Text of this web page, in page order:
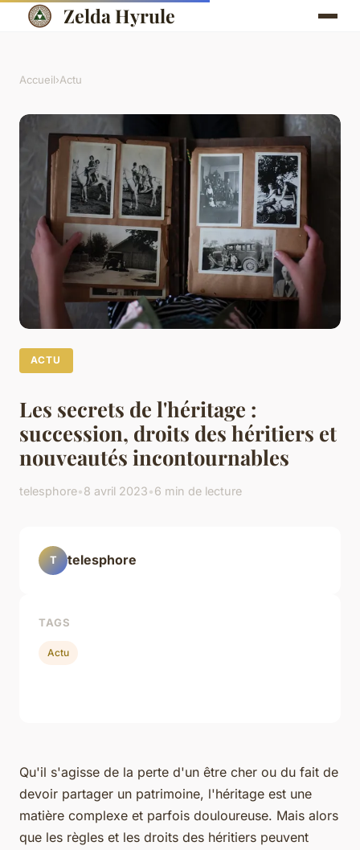
Zelda Hyrule
Accueil›Actu
ACTU
Les secrets de l'héritage :
succession, droits des héritiers et
nouveautés incontournables
telesphore•8 avril 2023•6 min de lecture
Qu'il s'agisse de la perte d'un être cher ou du fait de
devoir partager un patrimoine, l'héritage est une
matière complexe et parfois douloureuse. Mais alors
que les règles et les droits des héritiers peuvent
T telesphore
TAGS
Actu